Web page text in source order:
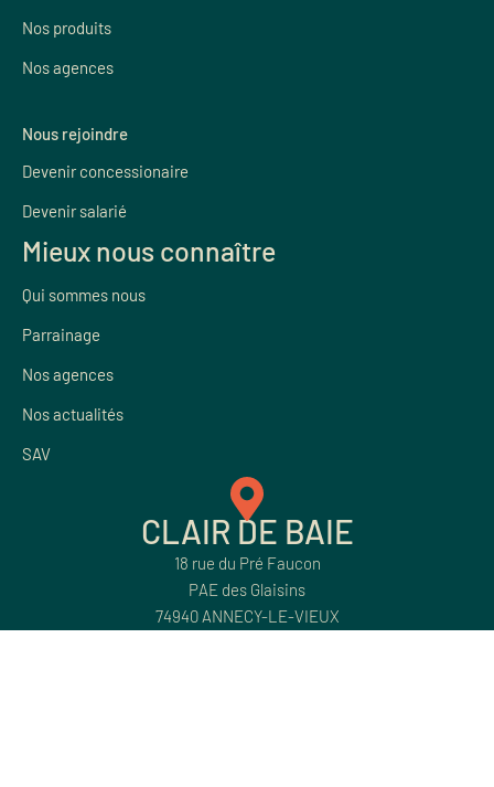
Nos produits
Nos agences
Nous rejoindre
Devenir concessionaire
Devenir salarié
Mieux nous connaître
Qui sommes nous
Parrainage
Nos agences
Nos actualités
SAV
CLAIR DE BAIE
18 rue du Pré Faucon
PAE des Glaisins
74940 ANNECY-LE-VIEUX